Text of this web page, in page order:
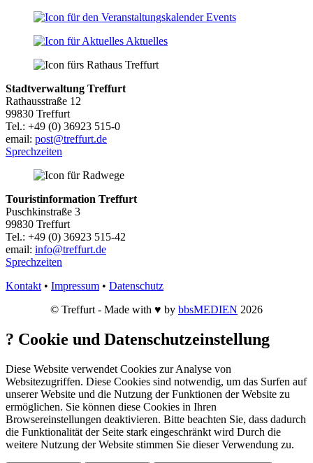
Events
Aktuelles
Stadtverwaltung Treffurt
Rathausstraße 12
99830 Treffurt
Tel.: +49 (0) 36923 515-0
email: post@treffurt.de
Sprechzeiten
Touristinformation Treffurt
Puschkinstraße 3
99830 Treffurt
Tel.: +49 (0) 36923 515-42
email: info@treffurt.de
Sprechzeiten
Kontakt • Impressum • Datenschutz
© Treffurt - Made with ♥ by bbsMEDIEN 2026
? Cookie und Datenschutzeinstellung
Diese Website verwendet Cookies zur Analyse von
Websitezugriffen. Diese Cookies sind notwendig, um das Surfen auf
unserer Website und die Nutzung der Funktionen der Website zu
ermöglichen. Sie können diese Cookies in Ihren
Browsereinstellungen deaktivieren. Bitte beachten Sie, dass dadurch
die Funktionalität der Seite stark eingeschränkt wird Durch die
weitere Nutzung der Website stimmen Sie dieser Verwendung zu.